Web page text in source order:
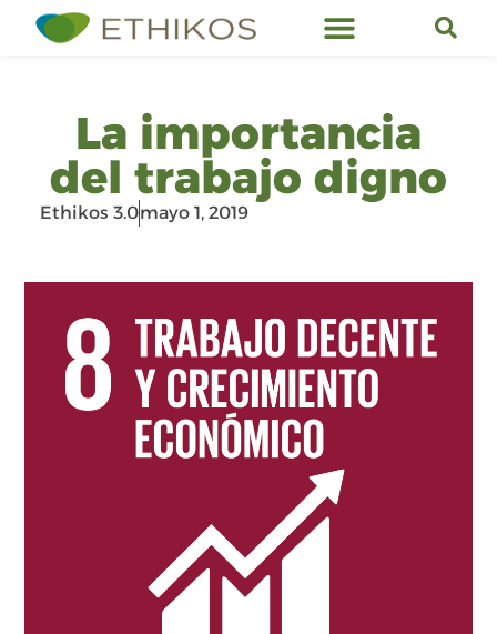
La importancia
del trabajo digno
Ethikos 3.0mayo 1, 2019